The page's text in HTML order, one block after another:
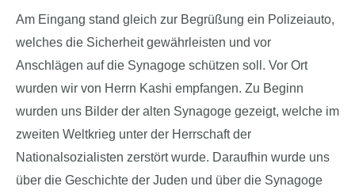
Am Eingang stand gleich zur Begrüßung ein Polizeiauto,
welches die Sicherheit gewährleisten und vor
Anschlägen auf die Synagoge schützen soll. Vor Ort
wurden wir von Herrn Kashi empfangen. Zu Beginn
wurden uns Bilder der alten Synagoge gezeigt, welche im
zweiten Weltkrieg unter der Herrschaft der
Nationalsozialisten zerstört wurde. Daraufhin wurde uns
über die Geschichte der Juden und über die Synagoge